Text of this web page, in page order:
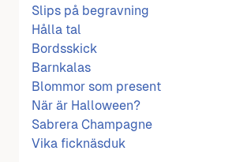
Slips på begravning
Hålla tal
Bordsskick
Barnkalas
Blommor som present
När är Halloween?
Sabrera Champagne
Vika ficknäsduk